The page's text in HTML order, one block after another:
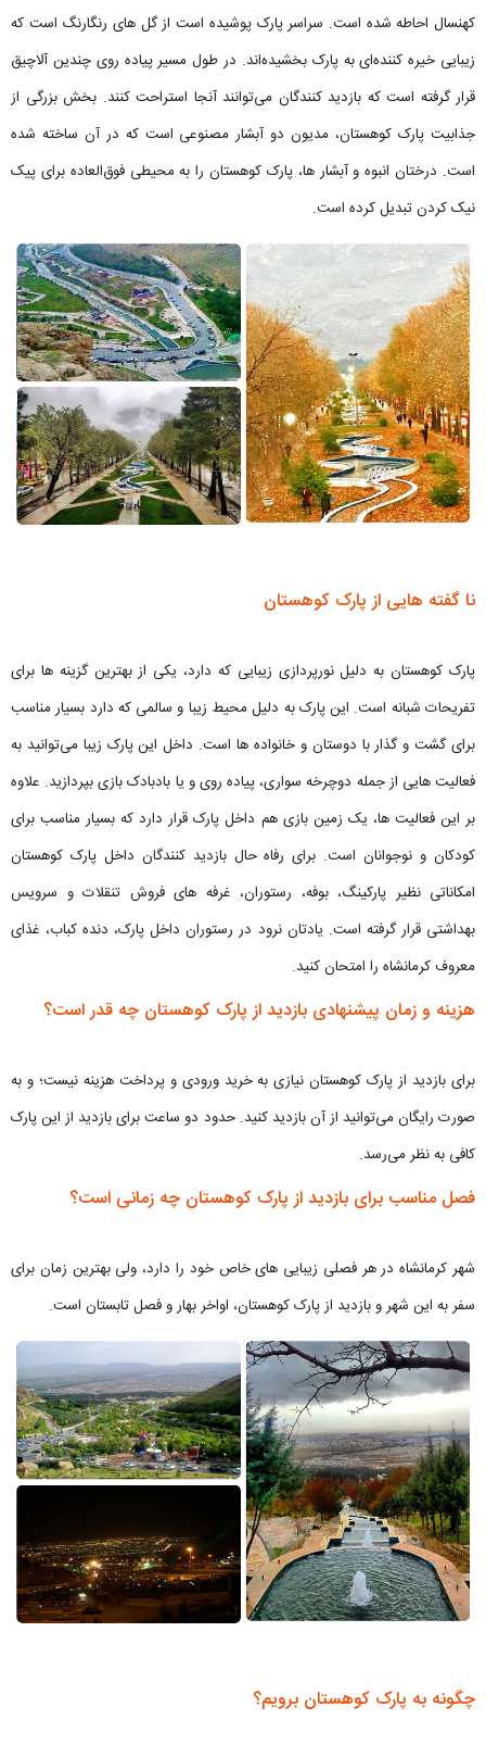
کهنسال احاطه شده است. سراسر پارک پوشیده است از گل های رنگارنگ است که
زیبایی خیره کننده‌ای به پارک بخشیده‌اند. در طول مسیر پیاده روی چندین آلاچیق
قرار گرفته است که بازدید کنندگان می‌توانند آنجا استراحت کنند. بخش بزرگی از
جذابیت پارک کوهستان، مدیون دو آبشار مصنوعی است که در آن ساخته شده
است. درختان انبوه و آبشار ها، پارک کوهستان را به محیطی فوق‌العاده برای پیک
نیک کردن تبدیل کرده است.
نا گفته هایی از پارک کوهستان
پارک کوهستان به دلیل نورپردازی زیبایی که دارد، یکی از بهترین گزینه ها برای
تفریحات شبانه است. این پارک به دلیل محیط زیبا و سالمی که دارد بسیار مناسب
برای گشت و گذار با دوستان و خانواده ها است. داخل این پارک زیبا می‌توانید به
فعالیت هایی از جمله دوچرخه سواری، پیاده روی و یا بادبادک بازی بپردازید. علاوه
بر این فعالیت ها، یک زمین بازی هم داخل پارک قرار دارد که بسیار مناسب برای
کودکان و نوجوانان است. برای رفاه حال بازدید کنندگان داخل پارک کوهستان
امکاناتی نظیر پارکینگ، بوفه، رستوران، غرفه های فروش تنقلات و سرویس
بهداشتی قرار گرفته است. یادتان نرود در رستوران داخل پارک، دنده کباب، غذای
معروف کرمانشاه را امتحان کنید.
هزینه و زمان پیشنهادی بازدید از پارک کوهستان چه قدر است؟
برای بازدید از پارک کوهستان نیازی به خرید ورودی و پرداخت هزینه نیست؛ و به
صورت رایگان می‌توانید از آن بازدید کنید. حدود دو ساعت برای بازدید از این پارک
کافی به نظر می‌رسد.
فصل مناسب برای بازدید از پارک کوهستان چه زمانی است؟
شهر کرمانشاه در هر فصلی زیبایی های خاص خود را دارد، ولی بهترین زمان برای
سفر به این شهر و بازدید از پارک کوهستان، اواخر بهار و فصل تابستان است.
چگونه به پارک کوهستان برویم؟